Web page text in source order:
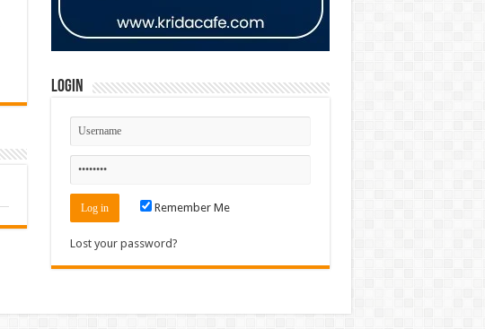
Login
Remember Me
Lost your password?